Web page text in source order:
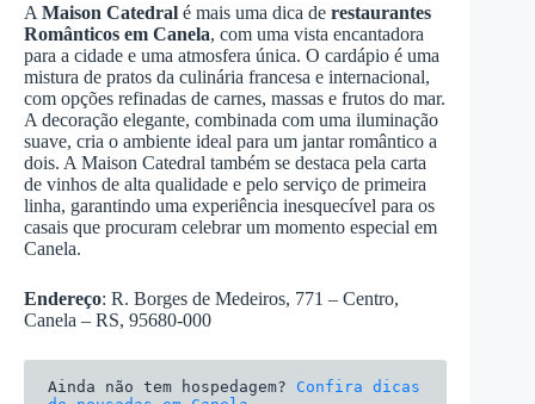
A Maison Catedral é mais uma dica de restaurantes
Românticos em Canela, com uma vista encantadora
para a cidade e uma atmosfera única. O cardápio é uma
mistura de pratos da culinária francesa e internacional,
com opções refinadas de carnes, massas e frutos do mar.
A decoração elegante, combinada com uma iluminação
suave, cria o ambiente ideal para um jantar romântico a
dois. A Maison Catedral também se destaca pela carta
de vinhos de alta qualidade e pelo serviço de primeira
linha, garantindo uma experiência inesquecível para os
casais que procuram celebrar um momento especial em
Canela.
Endereço: R. Borges de Medeiros, 771 – Centro,
Canela – RS, 95680-000
Ainda não tem hospedagem? Confira dicas